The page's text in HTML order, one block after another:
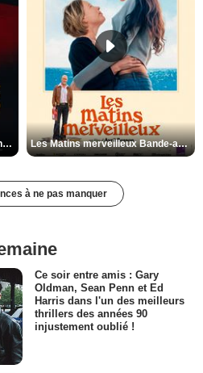
Les Silences de Riyad Bande-annonce VO STFR Les Matins merveilleux Bande-annonce VF
à ne pas manquer
Ce soir entre amis : Gary
Oldman, Sean Penn et Ed
Harris dans l'un des meilleurs
thrillers des années 90
injustement oublié !